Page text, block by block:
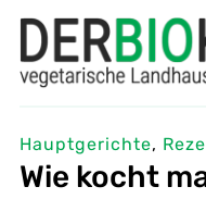
Hauptgerichte,
Wie kocht